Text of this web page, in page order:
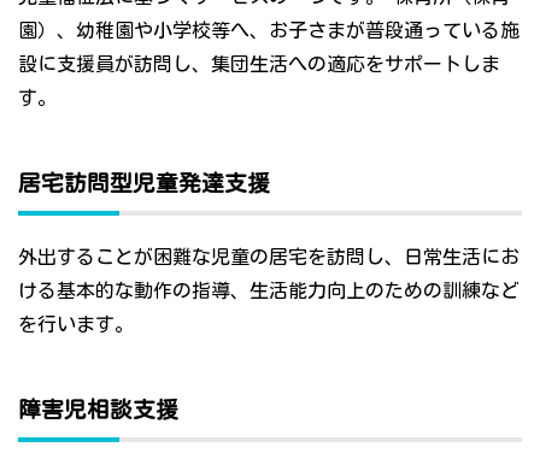
園）、幼稚園や小学校等へ、お子さまが普段通っている施
設に支援員が訪問し、集団生活への適応をサポートしま
す。
居宅訪問型児童発達支援
外出することが困難な児童の居宅を訪問し、日常生活にお
ける基本的な動作の指導、生活能力向上のための訓練など
を行います。
障害児相談支援